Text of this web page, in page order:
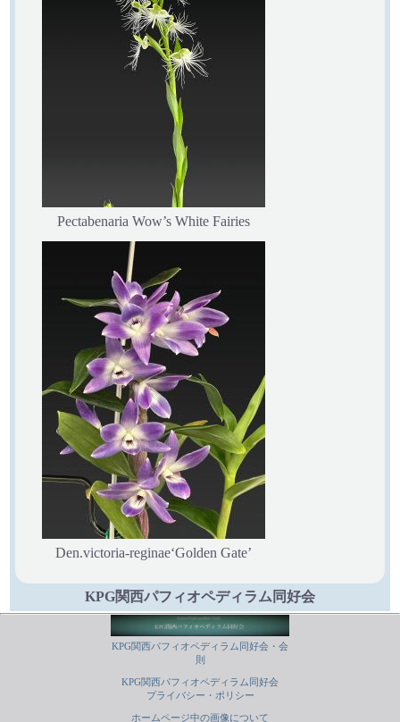
Pectabenaria Wow’s White Fairies
Den.victoria-reginae‘Golden Gate’
KPG関西パフィオペディラム同好会
KPG関西パフィオペディラム同好会・会
則
KPG関西パフィオペディラム同好会
プライバシー・ポリシー
ホームページ中の画像について